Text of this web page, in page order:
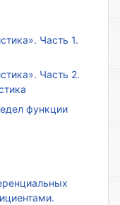
Часть 1.
Часть 2.
функции